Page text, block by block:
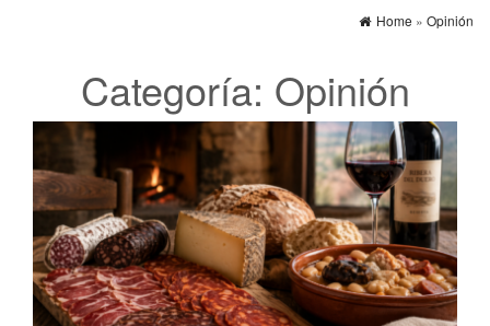
Home » Opinión
Categoría: Opinión